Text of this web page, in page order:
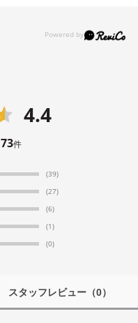
4.4
73件
(39)
(27)
(6)
(1)
(0)
スタッフレビュー （0）